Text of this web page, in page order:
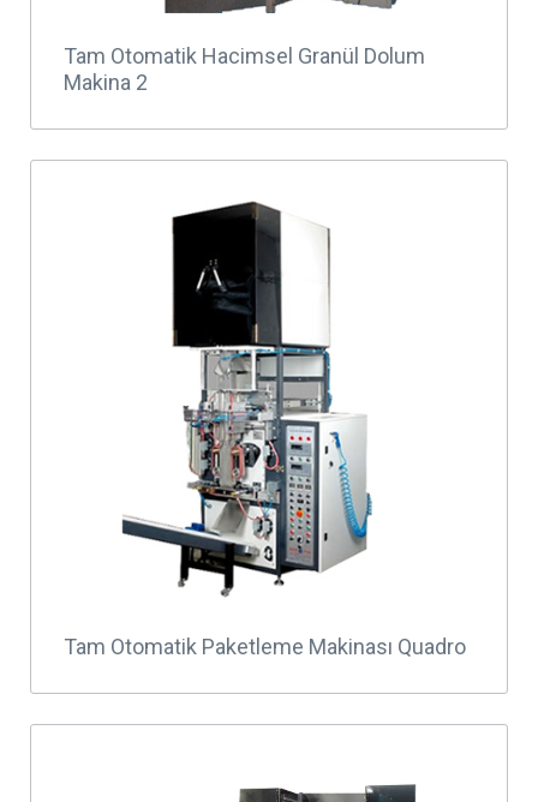
Tam Otomatik Hacimsel Granül Dolum
Makina 2
Tam Otomatik Paketleme Makinası Quadro